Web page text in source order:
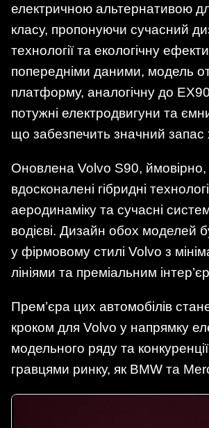
електричною альтернативою
класу, пропонуючи сучасний
технології та екологічну
попередніми даними, модель
платформу, аналогічну до
потужні електродвигуни та
що забезпечить значний запас
Оновлена Volvo S90,
вдосконалені гібридні
аеродинаміку та сучасні
водієві. Дизайн обох моделей
у фірмовому стилі Volvo з
лініями та преміальним
Прем’єра цих автомобілів
кроком для Volvo у напрямку
модельного ряду та
гравцями ринку, як BMW та